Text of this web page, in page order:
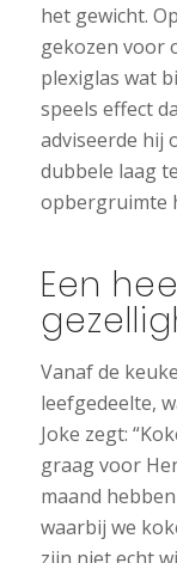
het gewicht.
gekozen voor
plexiglas wat
speels effect
adviseerde hij
dubbele laag
opbergruimte
Een
Vanaf de
leefgedeelte,
Joke zegt:
graag voor
maand
waarbij we